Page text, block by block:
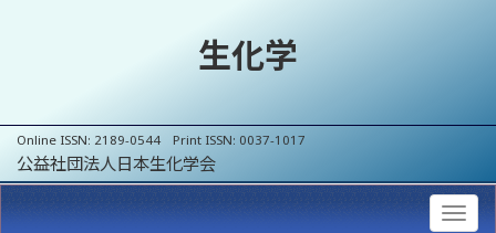
生化学
Online ISSN: 2189-0544 Print ISSN: 0037-1017
公益社団法人日本生化学会